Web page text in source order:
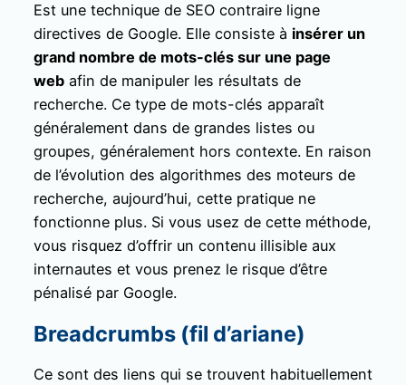
Est une technique de SEO contraire ligne
directives de Google. Elle consiste à insérer un
grand nombre de mots-clés sur une page
webafin de manipuler les résultats de
recherche. Ce type de mots-clés apparaît
généralement dans de grandes listes ou
groupes, généralement hors contexte. En raison
de l’évolution des algorithmes des moteurs de
recherche, aujourd’hui, cette pratique ne
fonctionne plus. Si vous usez de cette méthode,
vous risquez d’offrir un contenu illisible aux
internautes et vous prenez le risque d’être
pénalisé par Google.
Breadcrumbs (fil d’ariane)
Ce sont des liens qui se trouvent habituellement